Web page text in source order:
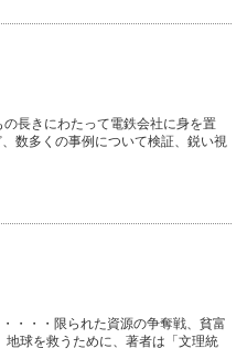
長きにわたって電鉄会社に身を置
数多くの事例について検証、鋭い視
・・・限られた資源の争奪戦、貧富
地球を救うために、著者は「文理統